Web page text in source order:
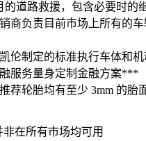
的道路救援，包含必要时的
商负责目前市场上所有的
伦制定的标准执行车体和
服务量身定制金融方案***
荐轮胎均有至少 3mm 的胎
在所有市场均可用